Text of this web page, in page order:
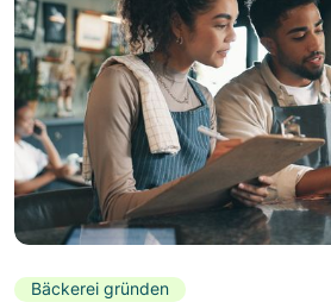
Bäckerei gründen